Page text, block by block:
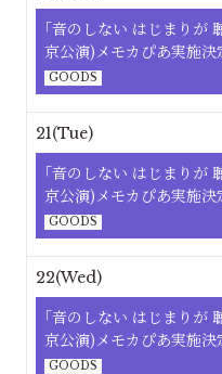
｢⾳のしない はじまりが
京公演)メモカぴあ実施決
GOODS
21(Tue)
｢⾳のしない はじまりが
京公演)メモカぴあ実施決
GOODS
22(Wed)
｢⾳のしない はじまりが
京公演)メモカぴあ実施決
GOODS